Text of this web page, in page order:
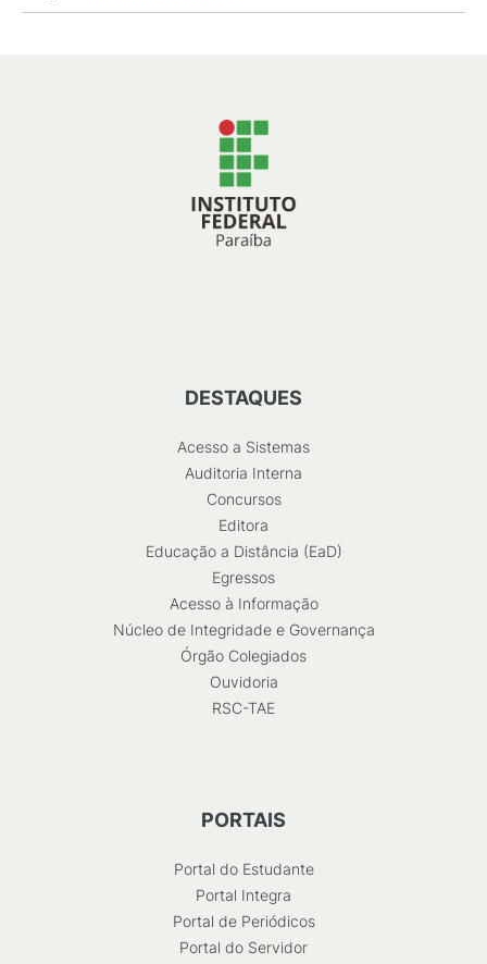
DESTAQUES
Acesso a Sistemas
Auditoria Interna
Concursos
Editora
Educação a Distância (EaD)
Egressos
Acesso à Informação
Núcleo de Integridade e Governança
Órgão Colegiados
Ouvidoria
RSC-TAE
PORTAIS
Portal do Estudante
Portal Integra
Portal de Periódicos
Portal do Servidor